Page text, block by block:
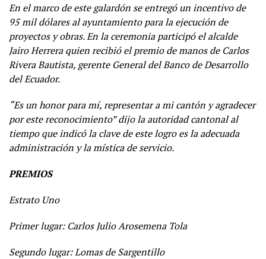
En el marco de este galardón se entregó un incentivo de
95 mil dólares al ayuntamiento para la ejecución de
proyectos y obras. En la ceremonia participó el alcalde
Jairo Herrera quien recibió el premio de manos de Carlos
Rivera Bautista, gerente General del Banco de Desarrollo
del Ecuador.
“Es un honor para mí, representar a mi cantón y agradecer
por este reconocimiento” dijo la autoridad cantonal al
tiempo que indicó la clave de este logro es la adecuada
administración y la mística de servicio.
PREMIOS
Estrato Uno
Primer lugar: Carlos Julio Arosemena Tola
Segundo lugar: Lomas de Sargentillo